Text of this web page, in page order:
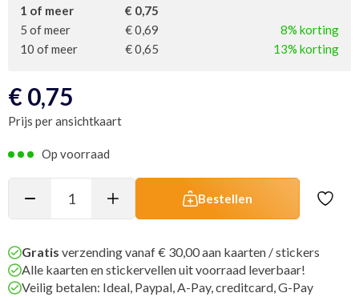
1 of meer
€ 0,75
5 of meer
€ 0,69
8% korting
10 of meer
€ 0,65 13% korting
€ 0,75
Prijs per ansichtkaart
Op voorraad
Bestellen
Gratis verzending vanaf € 30,00 aan kaarten / stickers
Alle kaarten en stickervellen uit voorraad leverbaar!
Veilig betalen: Ideal, Paypal, A-Pay, creditcard, G-Pay